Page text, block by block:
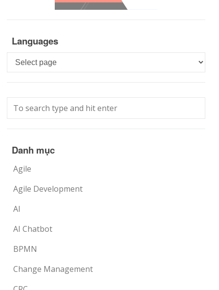
Languages
Languages
Danh mục
Agile
Agile Development
AI
AI Chatbot
BPMN
Change Management